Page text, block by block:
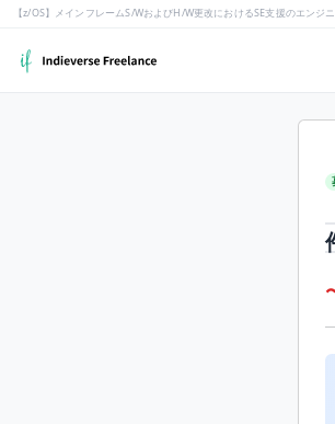
【z/OS】メインフレームS/WおよびH/W更改におけるSE支援のエン